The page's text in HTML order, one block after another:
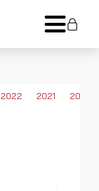
2022 2021 2020